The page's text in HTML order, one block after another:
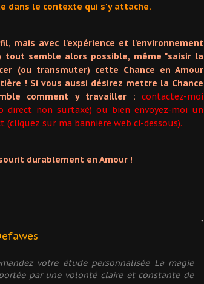
dans le contexte qui s'y attache.
mais avec l'expérience et l'environnement
tout semble alors possible, même "saisir la
(ou transmuter) cette Chance en Amour
! Si vous aussi désirez mettre la Chance
comment y travailler :
contactez-moi
direct non surtaxé) ou bien envoyez-moi un
sur ma bannière web ci-dessous).
durablement en Amour !
votre étude personnalisée La magie
par une volonté claire et constante de